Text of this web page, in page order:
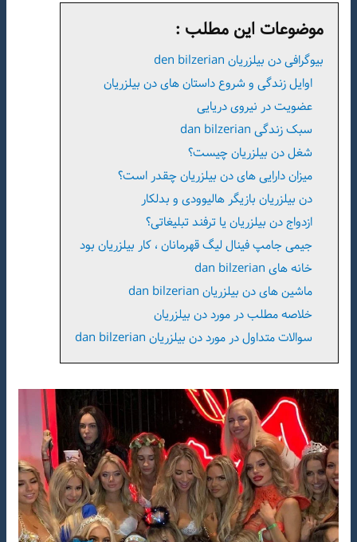
موضوعات این مطلب :
بیوگرافی دن بیلزریان den bilzerian
اوایل زندگی و شروع داستان های دن بیلزریان
عضویت در نیروی دریایی
سبک زندگی dan bilzerian
شغل دن بیلزریان چیست؟
میزان دارایی های دن بیلزریان چقدر است؟
دن بیلزریان بازیگر هالیوودی و بدلکار
ازدواج دن بیلزریان یا ترفند تبلیغاتی؟
جیمی جامپ فینال لیگ قهرمانان ، کار بیلزریان بود
خانه های dan bilzerian
ماشین های دن بیلزریان dan bilzerian
خلاصه مطلب در مورد دن بیلزریان
سوالات متداول در مورد دن بیلزریان dan bilzerian